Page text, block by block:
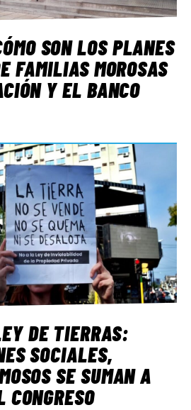
SON LOS PLANES
FAMILIAS MOROSAS
Y EL BANCO
DE TIERRAS:
SOCIALES,
SE SUMAN A